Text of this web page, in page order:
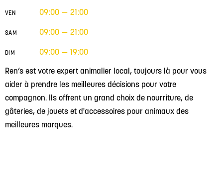
Ren’s est votre expert animalier local, toujours là pour vous
aider à prendre les meilleures décisions pour votre
compagnon. Ils offrent un grand choix de nourriture, de
gâteries, de jouets et d'accessoires pour animaux des
meilleures marques.
VEN 09:00 — 21:00
SAM 09:00 — 21:00
DIM 09:00 — 19:00